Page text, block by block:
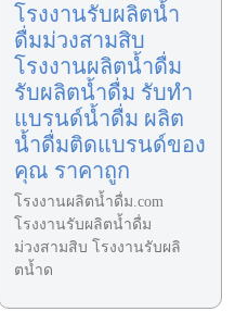
โรงงานรับผลิตน้ำ
ดื่มม่วงสามสิบ
โรงงานผลิตน้ำดื่ม
รับผลิตน้ำดื่ม รับทำ
แบรนด์น้ำดื่ม ผลิต
น้ำดื่มติดแบรนด์ของ
คุณ ราคาถูก
โรงงานผลิตน้ำดื่ม.com
โรงงานรับผลิตน้ำดื่ม
ม่วงสามสิบ โรงงานรับผลิ
ตน้ำด